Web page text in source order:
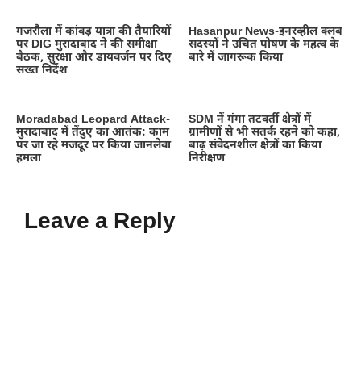
गजरौला में कांवड़ यात्रा की तैयारियों
पर DIG मुरादाबाद ने की समीक्षा
बैठक, सुरक्षा और डायवर्जन पर दिए
सख्त निर्देश
Hasanpur News-इनरव्हील क्लब
सदस्यों ने उचित पोषण के महत्व के
बारे में जागरूक किया
Moradabad Leopard Attack-
मुरादाबाद में तेंदुए का आतंक: काम
पर जा रहे मजदूर पर किया जानलेवा
हमला
SDM नें गंगा तटवर्ती क्षेत्रों में
ग्रामीणों से भी सतर्क रहने को कहा,
बाढ़ संवेदनशील क्षेत्रों का किया
निरीक्षण
Leave a Reply